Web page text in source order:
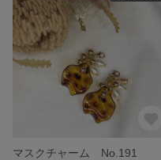
マスクチャーム No.191